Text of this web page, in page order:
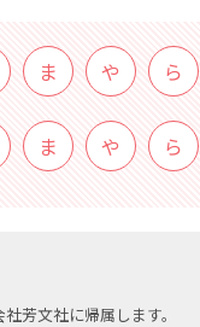
ま や ら
ま や ら
芳文社に帰属します。